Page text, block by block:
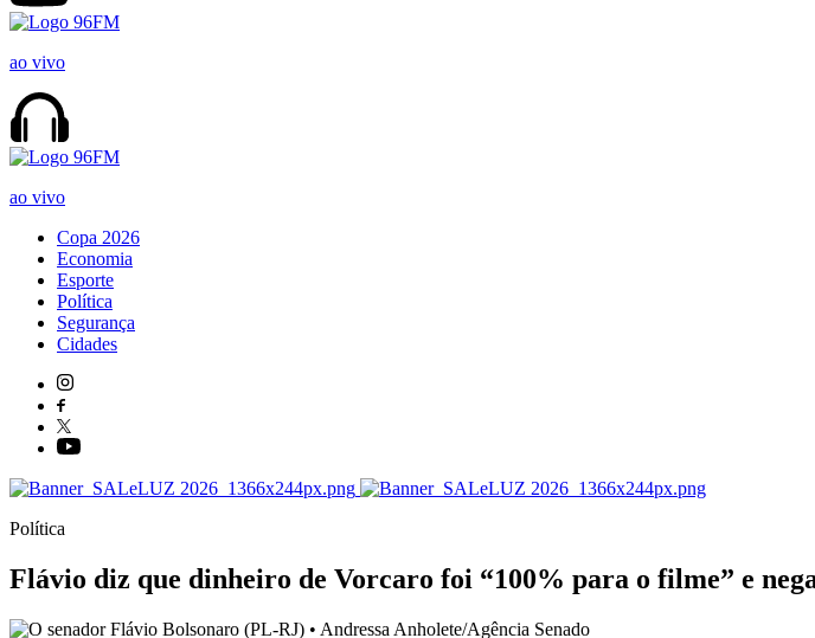
ao vivo
ao vivo
Copa 2026
Economia
Esporte
Política
Segurança
Cidades
Política
Flávio diz que dinheiro de Vorcaro foi “100% para o filme” e